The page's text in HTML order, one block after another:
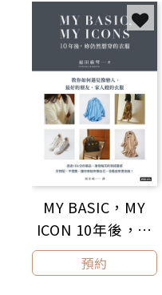
風險，置身詭譎多變的
前進，唯有保持清醒，
職場人生就像參加一場
付出的代價。從青春到
一場未知的旅程才正
「我想將過去十年間發
故事的人能夠體驗那些
笑、溫暖，也有寂寞，
MY BASIC，MY
ICON 10年後，妳
仍然想穿的衣服
預約